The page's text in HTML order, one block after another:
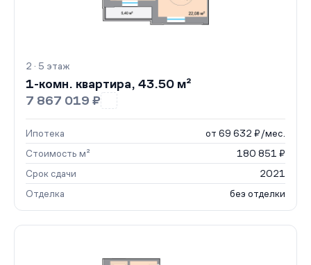
2 · 5 этаж
1-комн. квартира, 43.50 м²
7 867 019 ₽
Ипотека
от 69 632 ₽/мес.
Стоимость м²
180 851 ₽
Срок сдачи
2021
Отделка
без отделки